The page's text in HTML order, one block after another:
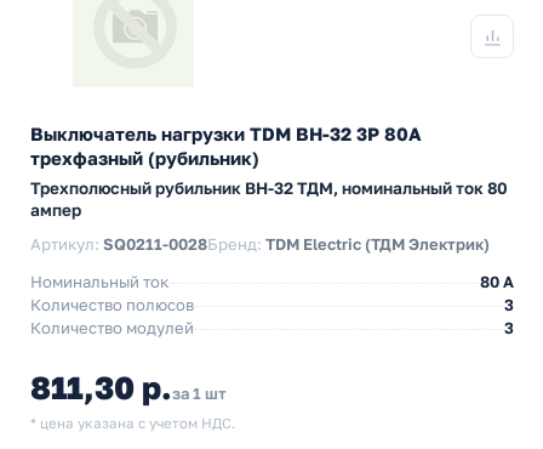
Выключатель нагрузки TDM ВН-32 3P 80A
трехфазный (рубильник)
Трехполюсный рубильник BH-32 ТДМ, номинальный ток 80
ампер
Артикул: SQ0211-0028Бренд: TDM Electric (ТДМ Электрик)
Номинальный ток
80 A
Количество полюсов
3
Количество модулей
3
811,30 р.за 1 шт
* цена указана с учетом НДС.